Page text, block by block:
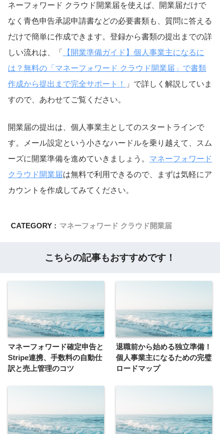
ネーフォワード クラウド開業届を使えば、開業届だけで
なく青色申告承認申請書などの必要書類も、質問に答える
だけで簡単に作成できます。登録から書類の提出までの詳
しい流れは、「
【開業準備ガイド】個人事業主になるに
は？無料の「マネーフォワード クラウド開業届」で書類
作成から提出まで完全サポート！
」で詳しく解説していま
すので、あわせてご覧ください。
開業届の提出は、個人事業主としてのスタートラインで
す。メール設定という小さなハードルを乗り越えて、スム
ーズに開業準備を進めていきましょう。 マネーフォワード
クラウド開業届は無料で利用できるので、まずは気軽にア
カウントを作成してみてください。
CATEGORY : マネーフォワード クラウド開業届
こちらの記事もおすすめです！
マネーフォワード確定申告と
Stripe連携、手数料の自動仕
訳と売上管理のコツ
退職前から始める独立準備！
個人事業主になるための完璧
ロードマップ